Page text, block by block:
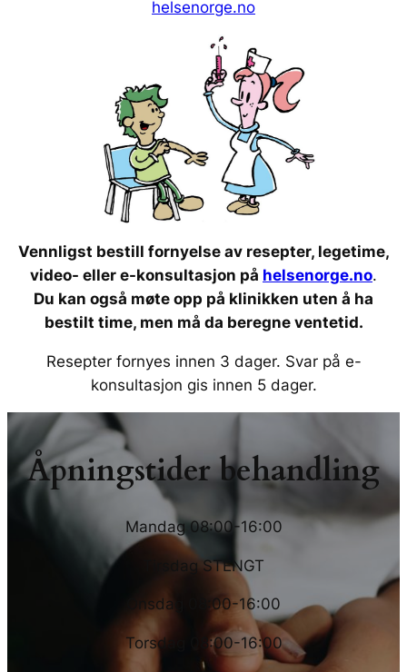
helsenorge.no
Vennligst bestill fornyelse av resepter, legetime,
video- eller e-konsultasjon på helsenorge.no.
Du kan også møte opp på klinikken uten å ha
bestilt time, men må da beregne ventetid.
Resepter fornyes innen 3 dager. Svar på e-
konsultasjon gis innen 5 dager.
Åpningstider behandling
Mandag 08:00-16:00
Tirsdag STENGT
Onsdag 08:00-16:00
Torsdag 08:00-16:00